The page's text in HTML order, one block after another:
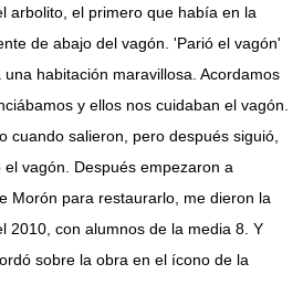
arbolito, el primero que había en la
de abajo del vagón. 'Parió el vagón'
habitación maravillosa. Acordamos
y ellos nos cuidaban el vagón.
cuando salieron, pero después siguió,
vagón. Después empezaron a
Morón para restaurarlo, me dieron la
2010, con alumnos de la media 8. Y
sobre la obra en el ícono de la